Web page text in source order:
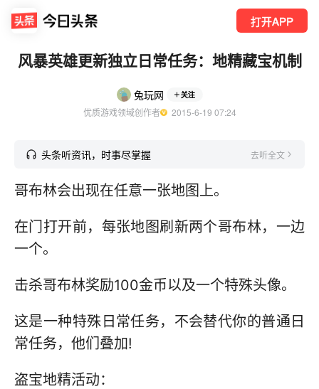
打开APP
风暴英雄更新独立日常任务：地精藏宝机制
兔玩网 关注
优质游戏领域创作者
  2015-6-19 07:24
头条听资讯，时事尽掌握 去听全文
哥布林会出现在任意一张地图上。
在门打开前，每张地图刷新两个哥布林，一边
一个。
击杀哥布林奖励100金币以及一个特殊头像。
这是一种特殊日常任务，不会替代你的普通日
常任务，他们叠加!
盗宝地精活动：